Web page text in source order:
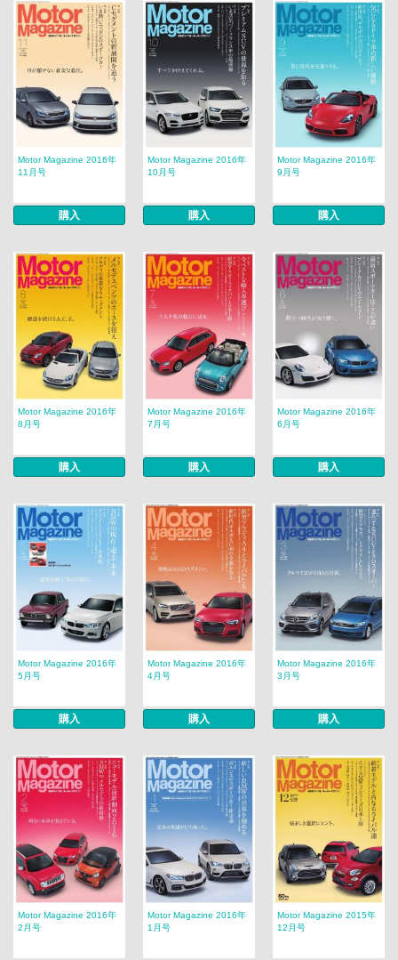
Motor Magazine 2016年
11月号
購入
Motor Magazine 2016年
10月号
購入
Motor Magazine 2016年
9月号
購入
Motor Magazine 2016年
8月号
購入
Motor Magazine 2016年
7月号
購入
Motor Magazine 2016年
6月号
購入
Motor Magazine 2016年
5月号
購入
Motor Magazine 2016年
4月号
購入
Motor Magazine 2016年
3月号
購入
Motor Magazine 2016年
2月号
Motor Magazine 2016年
1月号
Motor Magazine 2015年
12月号